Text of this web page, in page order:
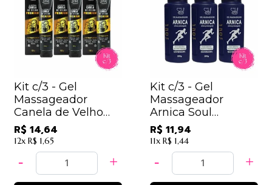
Kit c/3 - Gel
Massageador
Canela de Velho
Premium Soul
Cosméticos
R$ 14,64
12x R$ 1,65
Kit c/3 - Gel
Massageador
Arnica Soul
Cosméticos
R$ 11,94
11x R$ 1,44